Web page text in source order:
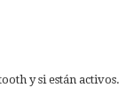
y si están activos.